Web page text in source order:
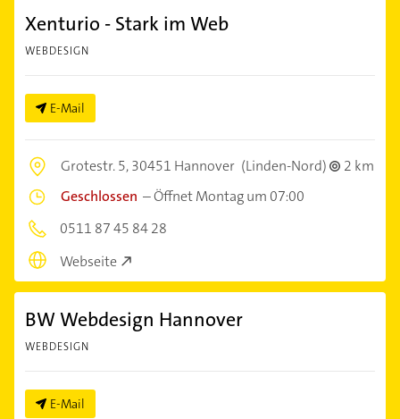
Xenturio - Stark im Web
WEBDESIGN
E-Mail
Grotestr. 5,30451 Hannover (Linden-Nord)
2 km
Geschlossen –Öffnet Montag um 07:00
0511 87 45 84 28
Webseite
BW Webdesign Hannover
WEBDESIGN
E-Mail